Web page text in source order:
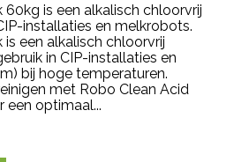
is een alkalisch chloorvrij
installaties en melkrobots.
een alkalisch chloorvrij
in CIP-installaties en
bij hoge temperaturen.
met Robo Clean Acid
optimaal...